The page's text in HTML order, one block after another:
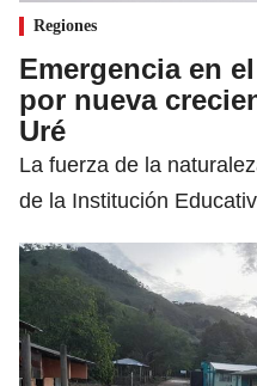
Regiones
Emergencia en
por nueva
Uré
La fuerza de la
de la Institución